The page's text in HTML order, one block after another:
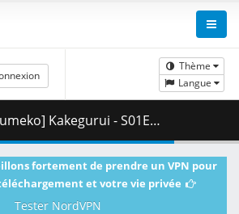
Thème
Langue
1080p HEVC FLAC) [Dual-Audio] [58ECF762].mkv.003 ( 420.34 MB )
fortement de prendre un VPN pour
et votre vie privée
Tester NordVPN